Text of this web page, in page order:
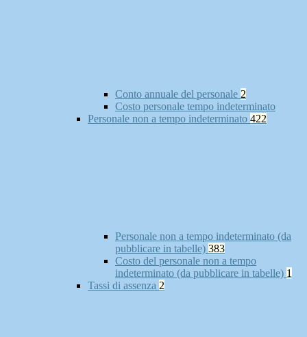
Conto annuale del personale 2
Costo personale tempo indeterminato
Personale non a tempo indeterminato 422
Personale non a tempo indeterminato (da
pubblicare in tabelle) 383
Costo del personale non a tempo
indeterminato (da pubblicare in tabelle) 1
Tassi di assenza 2